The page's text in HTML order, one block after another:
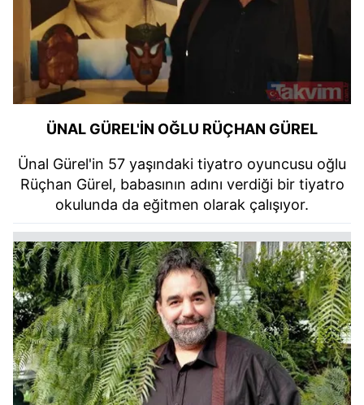
ÜNAL GÜREL'İN OĞLU RÜÇHAN GÜREL
Ünal Gürel'in 57 yaşındaki tiyatro oyuncusu oğlu
Rüçhan Gürel, babasının adını verdiği bir tiyatro
okulunda da eğitmen olarak çalışıyor.